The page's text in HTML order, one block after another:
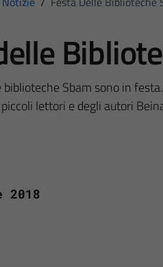
Sbam sono in
lettori e degli autori
2018